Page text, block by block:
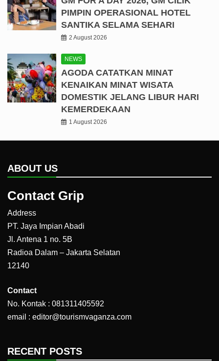
PIMPIN OPERASIONAL HOTEL
SANTIKA SELAMA SEHARI
2 August 2026
NEWS
AGODA CATATKAN MINAT
KENAIKAN MINAT WISATA
DOMESTIK JELANG LIBUR HARI
KEMERDEKAAN
1 August 2026
ABOUT US
Contact Grip
Address
PT. Jaya Impian Abadi
Jl. Antena 1 no. 5B
Radioa Dalam – Jakarta Selatan
12140
Contact
No. Kontak : 081311405592
email : editor@tourismvaganza.com
RECENT POSTS